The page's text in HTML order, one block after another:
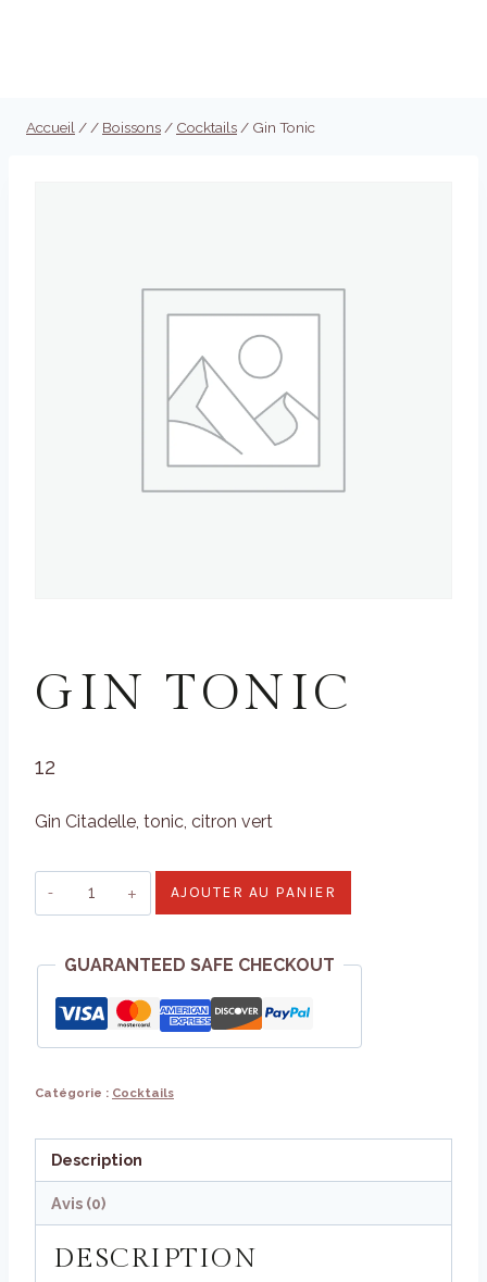
Accueil / / Boissons / Cocktails / Gin Tonic
GIN TONIC
12
Gin Citadelle, tonic, citron vert
quantité
de
Tonic
AJOUTER AU PANIER
GUARANTEED SAFE CHECKOUT
Catégorie : Cocktails
Description
Avis (0)
DESCRIPTION